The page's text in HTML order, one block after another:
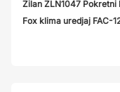
Zilan ZLN1047 Pokretni
Fox klima uredjaj FAC-